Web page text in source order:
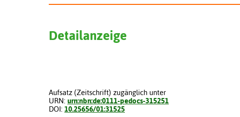
Detailanzeige
Aufsatz (Zeitschrift) zugänglich unter
URN: urn:nbn:de:0111-pedocs-315251
DOI: 10.25656/01:31525